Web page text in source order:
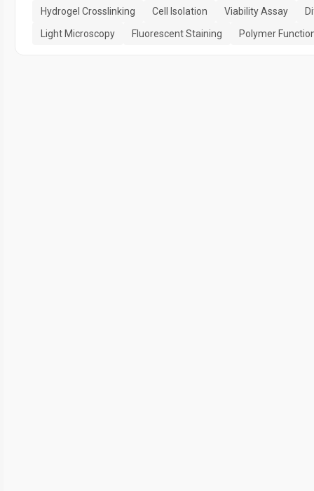
Hydrogel Crosslinking
Cell Isolation Viability Assay
Light Microscopy
Fluorescent Staining Polymer